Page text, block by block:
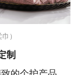
）
制